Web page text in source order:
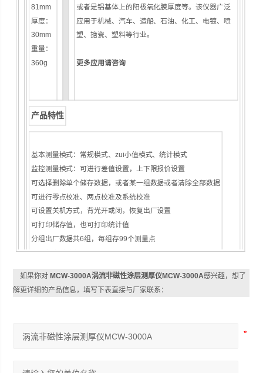
81mm
厚度：
30mm
重量：
360g
或者是铝基体上的阳极氧化膜厚度等。该仪器广泛
应用于机械、汽车、造船、石油、化工、电镀、喷
塑、搪瓷、塑料等行业。
更多应用请咨询
产品特性
基本测量模式：常规模式、zui小值模式、统计模式
监控测量模式：可进行差值设置，上下限报价设置
可选择删除单个储存数据，或者某一组数据或者清除全部数据
可进行零点校准、两点校准及系统校准
可设置关机方式，背光开或闭，恢复出厂设置
可打印储存值，也可打印统计值
分组出厂数据共6组，每组存99个测量点
可分组查看储存测量值
如果你对 MCW-3000A涡流非磁性涂层测厚仪MCW-3000A感兴趣，想了
解更详细的产品信息，填写下表直接与厂家联系：